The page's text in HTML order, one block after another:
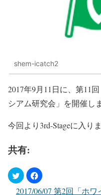
shem-icatch2
2017年9月11日に、第11
シアム研究会」を開催し
今回より3rd-Stageに入りま
共有:
2017/06/07 第2回「ホ